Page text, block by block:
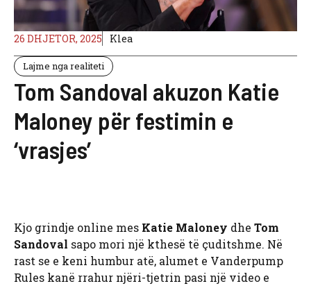
26 DHJETOR, 2025 Klea
Lajme nga realiteti
Tom Sandoval akuzon Katie
Maloney për festimin e
‘vrasjes’
Kjo grindje online mes Katie Maloney dhe Tom
Sandoval sapo mori një kthesë të çuditshme. Në
rast se e keni humbur atë, alumet e Vanderpump
Rules kanë rrahur njëri-tjetrin pasi një video e